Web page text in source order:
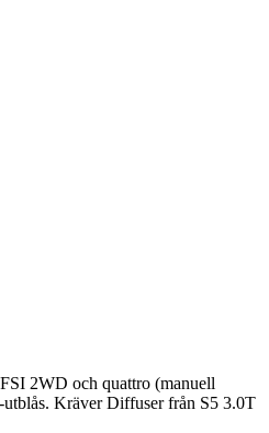
2WD och quattro (manuell
utblås. Kräver Diffuser från S5 3.0T